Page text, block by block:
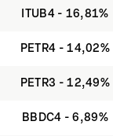
ITUB4 - 16,81%
PETR4 - 14,02%
PETR3 - 12,49%
BBDC4 - 6,89%